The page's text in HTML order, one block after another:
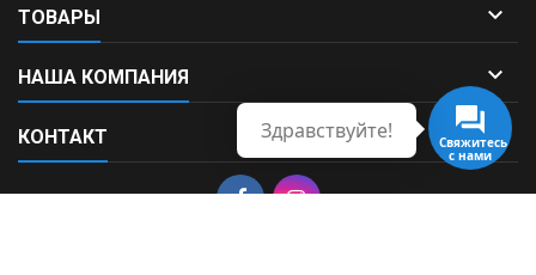
ТОВАРЫ 
НАША КОМПАНИЯ 
КОНТАКТ 
Свяжитесь
с нами
Здравствуйте!